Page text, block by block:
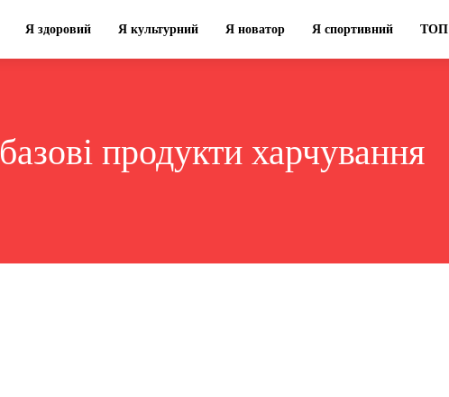
Я здоровий Я культурний Я новатор Я спортивний ТОП
базові продукти харчування